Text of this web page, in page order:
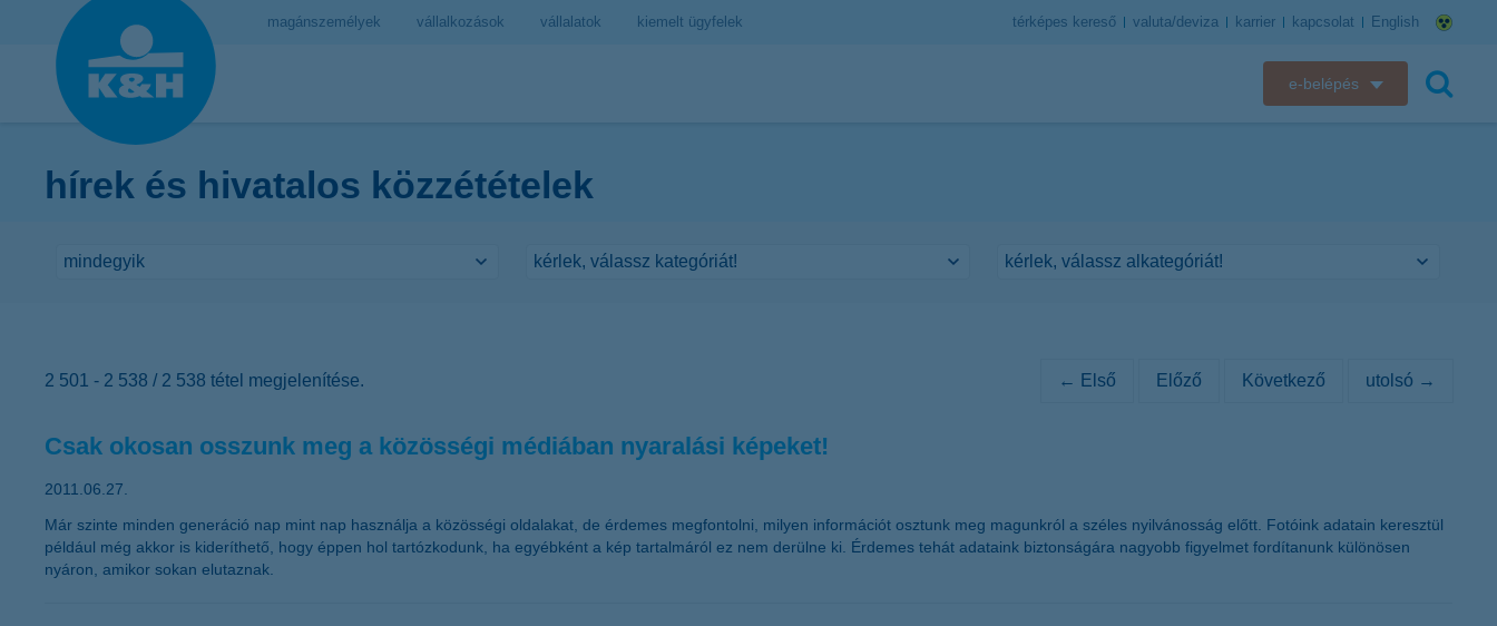
magánszemélyek vállalkozások vállalatok kiemelt ügyfelek térképes kereső valuta/deviza karrier kapcsolat English
e-belépés
K&H token megújítás
hírek és hivatalos közzétételek
2 501 - 2 538 / 2 538 tétel megjelenítése. ← Első Előző Következő utolsó →
Csak okosan osszunk meg a közösségi médiában nyaralási képeket!
2011.06.27.
Már szinte minden generáció nap mint nap használja a közösségi oldalakat, de érdemes megfontolni, milyen információt osztunk meg magunkról a széles nyilvánosság előtt. Fotóink adatain keresztül
például még akkor is kideríthető, hogy éppen hol tartózkodunk, ha egyébként a kép tartalmáról ez nem derülne ki. Érdemes tehát adataink biztonságára nagyobb figyelmet fordítanunk különösen
nyáron, amikor sokan elutaznak.